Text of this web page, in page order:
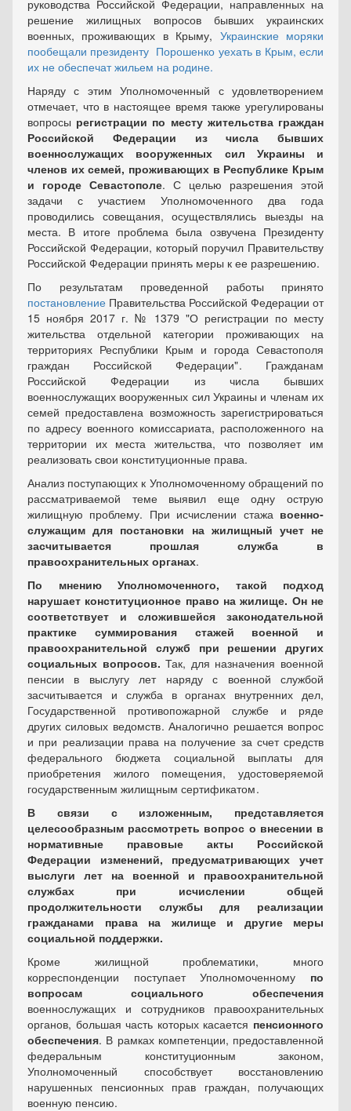
руководства Российской Федерации, направленных на
решение жилищных вопросов бывших украинских
военных, проживающих в Крыму, Украинские моряки
пообещали президенту Порошенко уехать в Крым, если
их не обеспечат жильем на родине.
Наряду с этим Уполномоченный с удовлетворением
отмечает, что в настоящее время также урегулированы
вопросы регистрации по месту жительства граждан
Российской Федерации из числа бывших
военнослужащих вооруженных сил Украины и
членов их семей, проживающих в Республике Крым
и городе Севастополе. С целью разрешения этой
задачи с участием Уполномоченного два года
проводились совещания, осуществлялись выезды на
места. В итоге проблема была озвучена Президенту
Российской Федерации, который поручил Правительству
Российской Федерации принять меры к ее разрешению.
По результатам проведенной работы принято
постановление Правительства Российской Федерации от
15 ноября 2017 г. № 1379 "О регистрации по месту
жительства отдельной категории проживающих на
территориях Республики Крым и города Севастополя
граждан Российской Федерации" . Гражданам
Российской Федерации из числа бывших
военнослужащих вооруженных сил Украины и членам их
семей предоставлена возможность зарегистрироваться
по адресу военного комиссариата, расположенного на
территории их места жительства, что позволяет им
реализовать свои конституционные права.
Анализ поступающих к Уполномоченному обращений по
рассматриваемой теме выявил еще одну острую
жилищную проблему. При исчислении стажа военно­
служащим для постановки на жилищный учет не
засчитывается прошлая служба в
правоохранительных органах.
По мнению Уполномоченного, такой подход
нарушает конституционное право на жилище. Он не
соответствует и сложившейся законодательной
практике суммирования стажей военной и
правоохранительной служб при решении других
социальных вопросов. Так, для назначения военной
пенсии в выслугу лет наряду с военной службой
засчитывается и служба в органах внутренних дел,
Государственной противопожарной службе и ряде
других силовых ведомств . Аналогично решается вопрос
и при реализации права на получение за счет средств
федерального бюджета социальной выплаты для
приобретения жилого помещения, удостоверяемой
государственным жилищным сертификатом .
В связи с изложенным, представляется
целесообразным рассмотреть вопрос о внесении в
нормативные правовые акты Российской
Федерации изменений, предусматривающих учет
выслуги лет на военной и правоохранительной
службах при исчислении общей
продолжительности службы для реализации
гражданами права на жилище и другие меры
социальной поддержки.
Кроме жилищной проблематики, много
корреспонденции поступает Уполномоченному по
вопросам социального обеспечения
военнослужащих и сотрудников правоохранительных
органов, большая часть которых касается пенсионного
обеспечения. В рамках компетенции, предоставленной
федеральным конституционным законом,
Уполномоченный способствует восстановлению
нарушенных пенсионных прав граждан, получающих
военную пенсию.